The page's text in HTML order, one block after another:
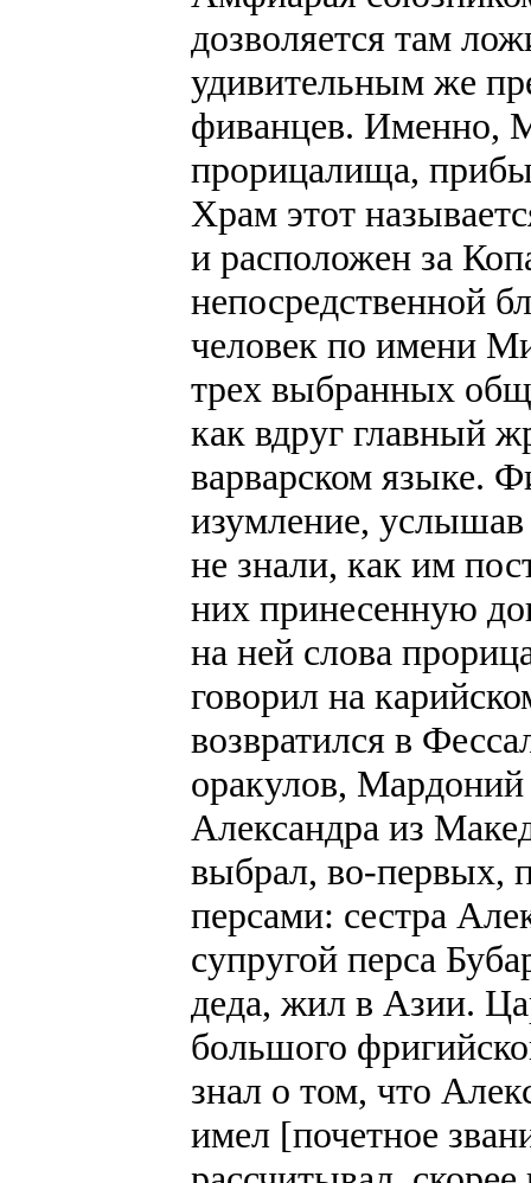
дозволяется там
удивительным же
фиванцев. Именно,
прорицалища,
Храм этот
и расположен за
непосредственной
человек по имени
трех выбранных
как вдруг главный
варварском языке.
изумление, услышав
не знали, как им
них принесенную
на ней слова
говорил на
возвратился в
оракулов,
Александра из
выбрал, во-первых,
персами: сестра
супругой перса
деда, жил в Азии.
большого
знал о том, что
имел [почетное